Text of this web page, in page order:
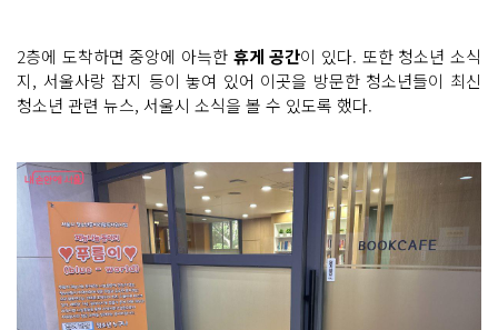
2층에 도착하면 중앙에 아늑한 휴게 공간이 있다. 또한 청소년 소식
지, 서울사랑 잡지 등이 놓여 있어 이곳을 방문한 청소년들이 최신
청소년 관련 뉴스, 서울시 소식을 볼 수 있도록 했다.